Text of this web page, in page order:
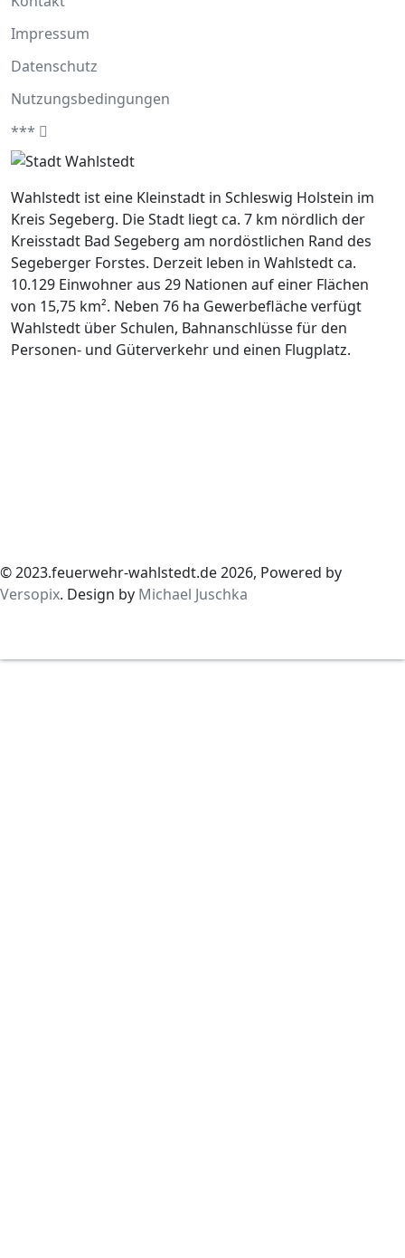
Impressum
Datenschutz
Nutzungsbedingungen
***
Wahlstedt ist eine Kleinstadt in Schleswig Holstein im
Kreis Segeberg. Die Stadt liegt ca. 7 km nördlich der
Kreisstadt Bad Segeberg am nordöstlichen Rand des
Segeberger Forstes. Derzeit leben in Wahlstedt ca.
10.129 Einwohner aus 29 Nationen auf einer Flächen
von 15,75 km². Neben 76 ha Gewerbefläche verfügt
Wahlstedt über Schulen, Bahnanschlüsse für den
Personen- und Güterverkehr und einen Flugplatz.
© 2023.feuerwehr-wahlstedt.de 2026, Powered by
Versopix. Design by Michael Juschka